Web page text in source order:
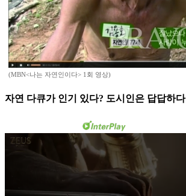
(MBN<나는 자연인이다> 1회 영상)
자연 다큐가 인기 있다? 도시인은 답답하다